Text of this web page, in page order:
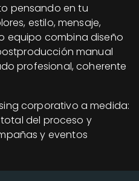
pensando en tu
estilo, mensaje,
equipo combina diseño
manual
profesional, coherente
corporativo a medida:
del proceso y
y eventos